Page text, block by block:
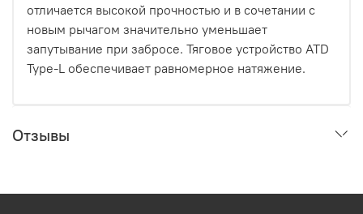
отличается высокой прочностью и в сочетании с
новым рычагом значительно уменьшает
запутывание при забросе. Тяговое устройство ATD
Type-L обеспечивает равномерное натяжение.
Отзывы